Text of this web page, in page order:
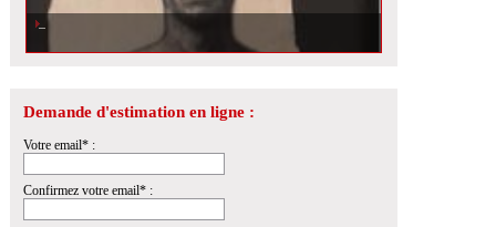
Un tableau de Ernest Pignon-Ernest en vente
Demande d'estimation en ligne :
Votre email* :
Confirmez votre email* :